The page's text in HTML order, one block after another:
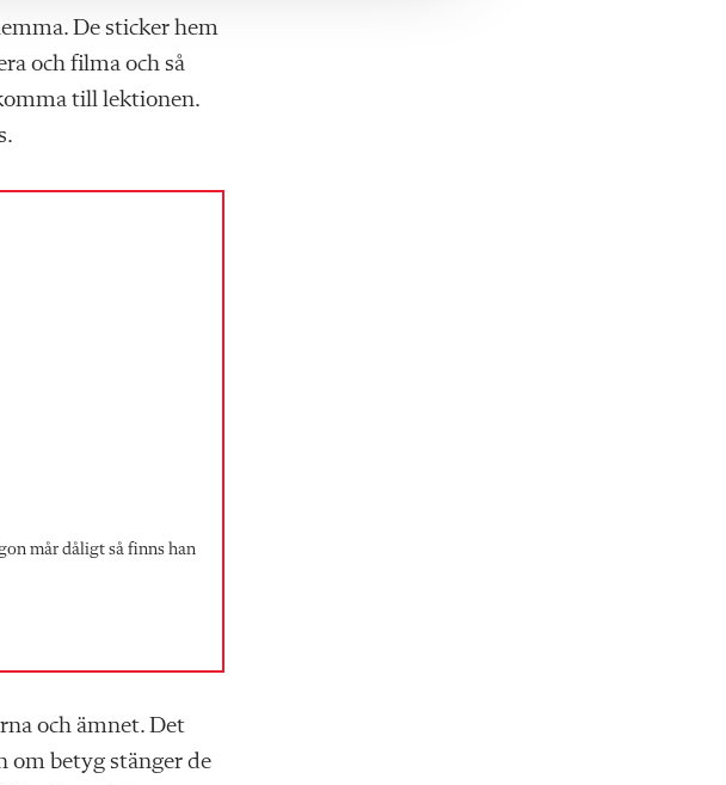
De sticker hem
och filma och så
till lektionen.
mår dåligt så finns han
och ämnet. Det
om betyg stänger de